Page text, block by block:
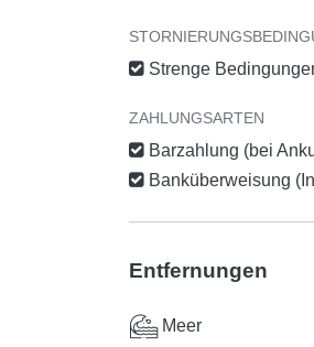
Strenge
ZAHLUNGSARTEN
Barzahlung (bei
Banküberweisung
Entfernungen
Meer